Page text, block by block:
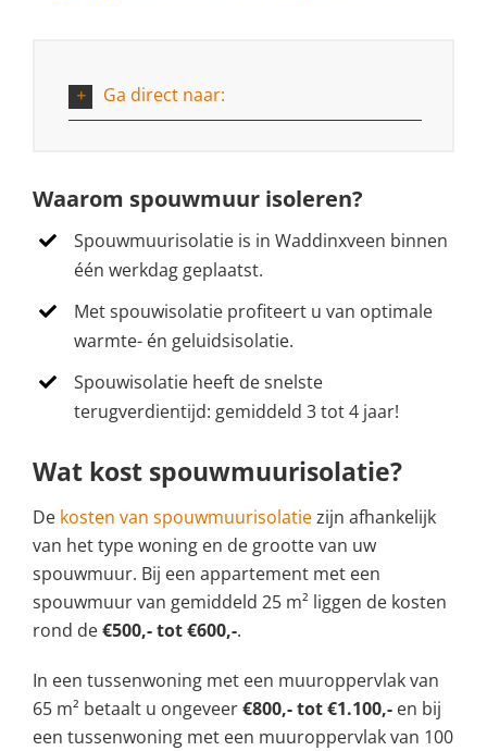
Ga direct naar:
Waarom spouwmuur isoleren?
Spouwmuurisolatie is in Waddinxveen binnen
één werkdag geplaatst.
Met spouwisolatie profiteert u van optimale
warmte- én geluidsisolatie.
Spouwisolatie heeft de snelste
terugverdientijd: gemiddeld 3 tot 4 jaar!
Wat kost spouwmuurisolatie?
De kosten van spouwmuurisolatiezijn afhankelijk
van het type woning en de grootte van uw
spouwmuur. Bij een appartement met een
spouwmuur van gemiddeld 25 m² liggen de kosten
rond de€500,- tot €600,-.
In een tussenwoning met een muuroppervlak van
65 m² betaalt u ongeveer€800,- tot €1.100,- en bij
een tussenwoning met een muuroppervlak van 100